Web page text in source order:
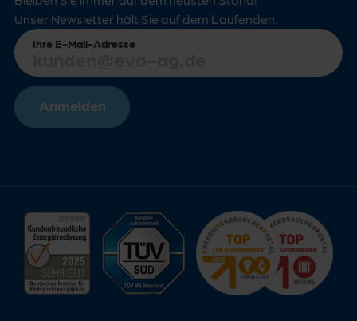
Unser Newsletter hält Sie auf dem Laufenden.
Ihre E-Mail-Adresse
Anmelden